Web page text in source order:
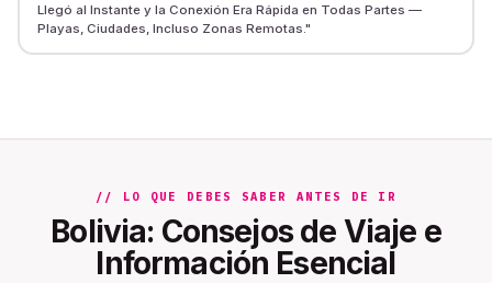
Llegó al Instante y la Conexión Era Rápida en Todas Partes —
Playas, Ciudades, Incluso Zonas Remotas. "
// LO QUE DEBES SABER ANTES DE IR
Bolivia: Consejos de Viaje e
Información Esencial